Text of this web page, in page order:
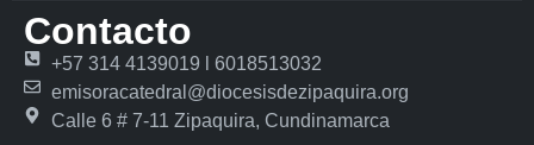
Contacto
+57 314 4139019 l 6018513032
emisoracatedral@diocesisdezipaquira.org
Calle 6 # 7-11 Zipaquira, Cundinamarca